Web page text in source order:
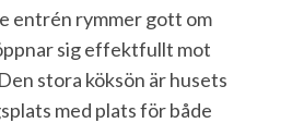
entrén rymmer gott om
sig effektfullt mot
stora köksön är husets
med plats för både